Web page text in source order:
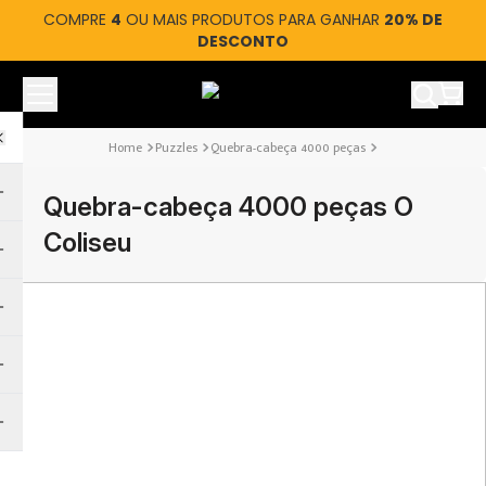
COMPRE 4 OU MAIS PRODUTOS PARA GANHAR 20% DE
DESCONTO
Ver
Puzzles Quebra-cabeça 4000 peças
Quebra-cabeça 4000 peças O
Coliseu